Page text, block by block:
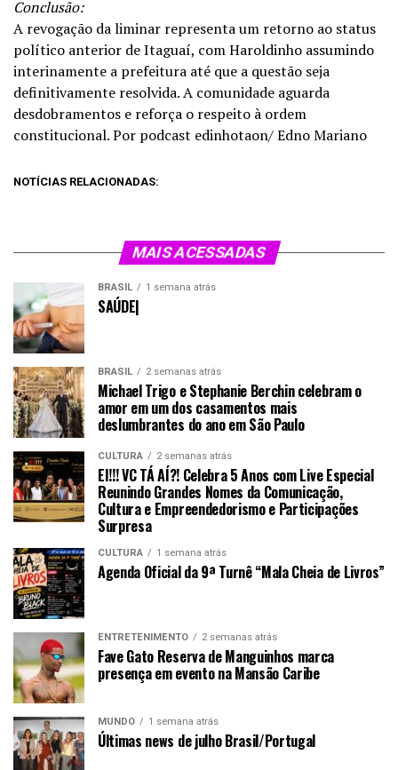
Conclusão:
A revogação da liminar representa um retorno ao status
político anterior de Itaguaí, com Haroldinho assumindo
interinamente a prefeitura até que a questão seja
definitivamente resolvida. A comunidade aguarda
desdobramentos e reforça o respeito à ordem
constitucional. Por podcast edinhotaon/ Edno Mariano
NOTÍCIAS RELACIONADAS:
MAIS ACESSADAS
BRASIL 1 semana atrás
SAÚDE|
BRASIL 2 semanas atrás
Michael Trigo e Stephanie Berchin celebram o
amor em um dos casamentos mais
deslumbrantes do ano em São Paulo
CULTURA 2 semanas atrás
EI!!! VC TÁ AÍ?! Celebra 5 Anos com Live Especial
Reunindo Grandes Nomes da Comunicação,
Cultura e Empreendedorismo e Participações
Surpresa
CULTURA 1 semana atrás
Agenda Oficial da 9ª Turnê “Mala Cheia de Livros”
ENTRETENIMENTO 2 semanas atrás
Fave Gato Reserva de Manguinhos marca
presença em evento na Mansão Caribe
MUNDO 1 semana atrás
Últimas news de julho Brasil/Portugal